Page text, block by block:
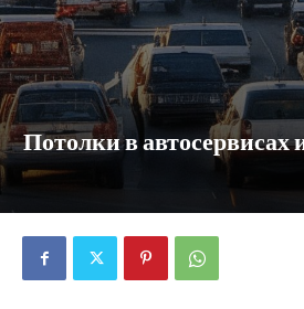
Потолки в автосервисах